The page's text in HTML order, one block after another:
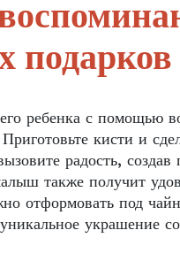
подарков
ребенка с помощью
кисти и
радость,
также получит
отформовать под
украшение